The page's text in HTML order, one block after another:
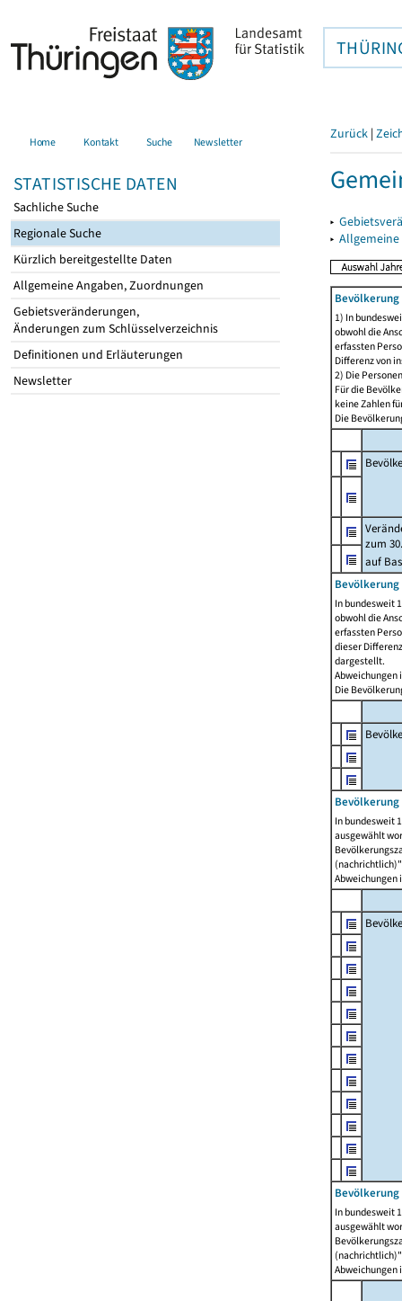
Home Kontakt Suche Newsletter
STATISTISCHE DATEN
Sachliche Suche
Regionale Suche
Kürzlich bereitgestellte Daten
Allgemeine Angaben, Zuordnungen
Gebietsveränderungen,
Änderungen zum Schlüsselverzeichnis
Definitionen und Erläuterungen
Newsletter
Zurück |
▸
▸
1) In
obwohl die
erfassten
Differenz von
2) Die
Für die
keine Zahlen
Die
zum
auf
Bevölkerung
In bundesweit
obwohl die
erfassten
dieser
dargestellt.
Abweichungen
Die
In bundesweit
ausgewählt
Abweichungen
In bundesweit
ausgewählt
Abweichungen